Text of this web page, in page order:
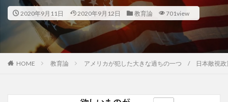
2020年9月11日 2020年9月12日 教育論 701view
HOME 教育論 アメリカが犯した大きな過ちの一つ / 日本敵視